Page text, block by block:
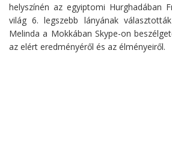
helyszínén az egyiptomi Hurghadában
világ 6. legszebb lányának
Melinda a Mokkában Skype-on
az elért eredményéről és az élményeiről.